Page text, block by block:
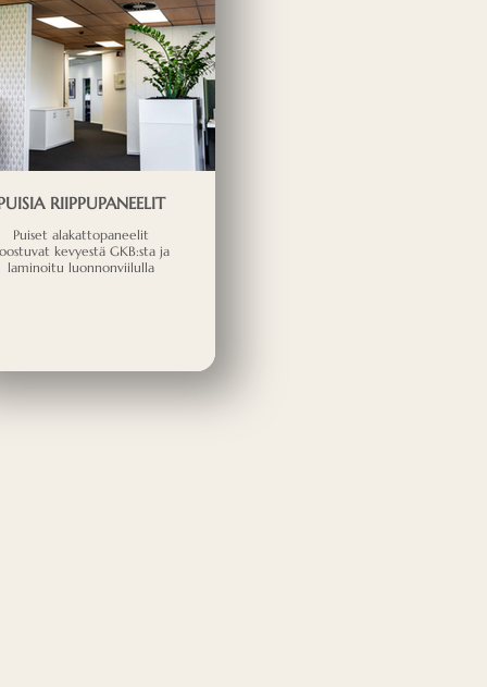
RIIPPUPANEELIT
Puiset alakattopaneelit
kevyestä GKB:sta ja
laminoitu luonnonviilulla